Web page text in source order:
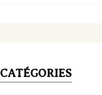
CATÉGORIES